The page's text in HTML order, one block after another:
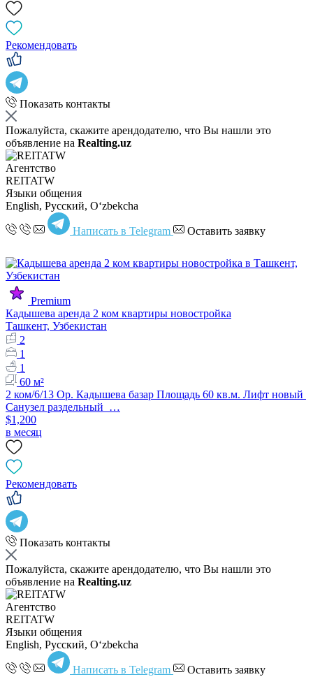
Рекомендовать
Показать контакты
Пожалуйста, скажите арендодателю, что Вы нашли это
объявление на Realting.uz
Агентство
REITATW
Языки общения
English, Русский, Oʻzbekcha
Написать в Telegram Оставить заявку
Premium
Кадышева аренда 2 ком квартиры новостройка
Ташкент, Узбекистан
2
1
1
60 м²
2 ком/6/13 Ор. Кадышева базар Площадь 60 кв.м. Лифт новый
Санузел раздельный …
$1,200
в месяц
Рекомендовать
Показать контакты
Пожалуйста, скажите арендодателю, что Вы нашли это
объявление на Realting.uz
Агентство
REITATW
Языки общения
English, Русский, Oʻzbekcha
Написать в Telegram Оставить заявку